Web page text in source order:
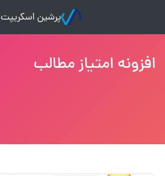
پرشین اسکریپت
افزونه امتیاز مطالب